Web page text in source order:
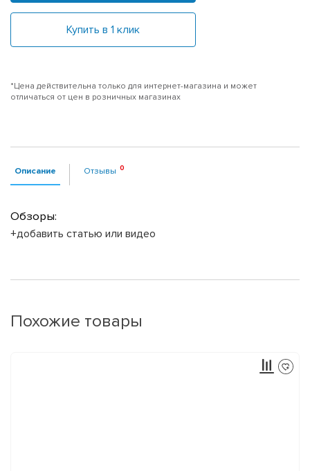
Купить в 1 клик
*Цена действительна только для интернет-магазина и может
отличаться от цен в розничных магазинах
Описание Отзывы
Обзоры:
+добавить статью или видео
Похожие товары